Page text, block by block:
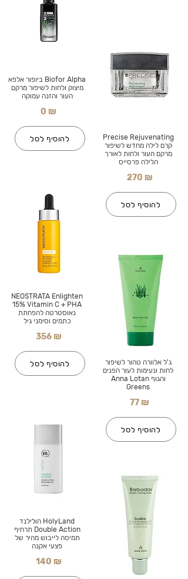
Biofor Alpha ביופור אלפא
מיצוק ולחות לשיפור מרקם
העור והזנה עמוקה
0 ₪
להוסיף לסל
NEOSTRATA Enlighten
15% Vitamin C + PHA
נאוסטרטה להפחתת
כתמים וסימני גיל
356 ₪
להוסיף לסל
HolyLand הולילנד
Double Action תרחיף
תמיסה לייבוש מהיר של
פצעי אקנה
140 ₪
Precise Rejuvenating
קרם לילה מחדש לשיפור
מרקם העור ולחות לאורך
הלילה פרסייס
270 ₪
להוסיף לסל
ג'ל אלוורה טהור לשיפור
לחות ונעימות לעור הפנים
והגוף Anna Lotan
Greens
77 ₪
להוסיף לסל